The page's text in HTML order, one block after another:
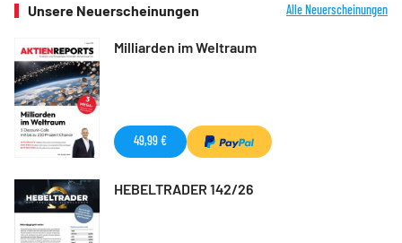
Unsere Neuerscheinungen Alle Neuerscheinungen
Milliarden im Weltraum
49,99 €
HEBELTRADER 142/26